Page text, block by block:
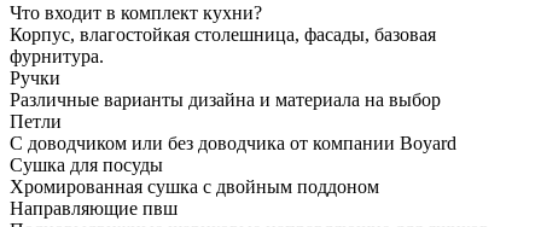
Что входит в комплект кухни?
Корпус, влагостойкая столешница, фасады, базовая
фурнитура.
Ручки
Различные варианты дизайна и материала на выбор
Петли
С доводчиком или без доводчика от компании Boyard
Сушка для посуды
Хромированная сушка с двойным поддоном
Направляющие пвш